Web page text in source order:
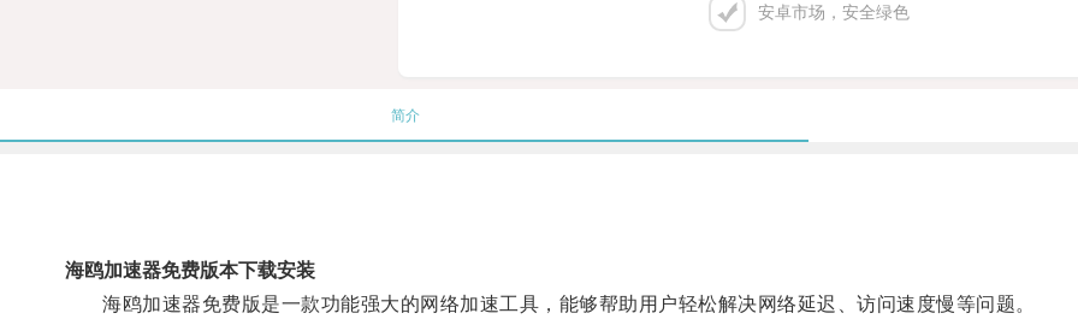
安卓市场，安全绿色
简介
海鸥加速器免费版本下载安装
海鸥加速器免费版是一款功能强大的网络加速工具，能够帮助用户轻松解决网络延迟、访问速度慢等问题。